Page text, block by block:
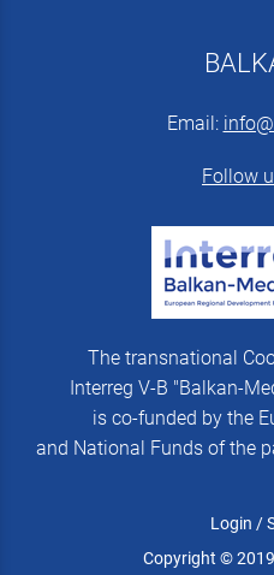
Email:
Follow
The transnational
Interreg V-B "Balkan-
is co-funded by the
and National Funds of the
Login /
Copyright ©